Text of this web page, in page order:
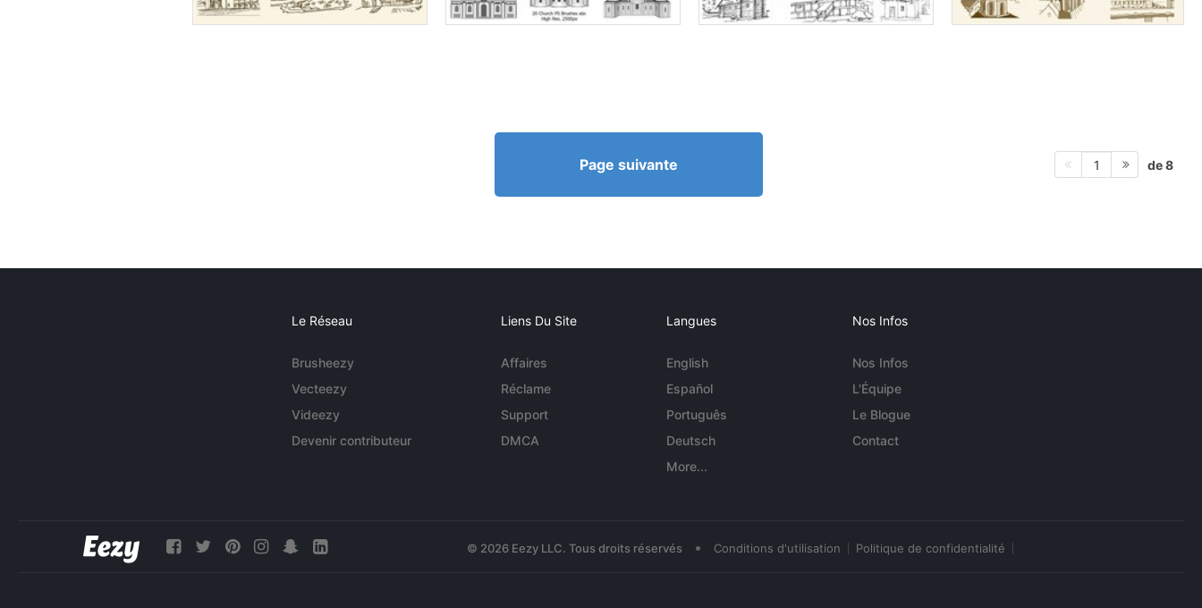
Page suivante 1 de 8
Le Réseau
Brusheezy
Vecteezy
Videezy
Devenir contributeur
Liens Du Site
Affaires
Réclame
Support
DMCA
Langues
English
Español
Português
Deutsch
More...
Nos Infos
Nos Infos
L'Équipe
Le Blogue
Contact
© 2026 Eezy LLC. Tous droits réservés • Conditions d'utilisation Politique de confidentialité